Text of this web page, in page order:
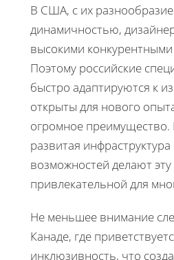
В США, с их
динамичностью,
высокими
Поэтому российские
быстро адаптируются к
открыты для нового
огромное преимущество.
развитая
возможностей делают эту
привлекательной для
Не меньшее внимание
Канаде, где
инклюзивность, что